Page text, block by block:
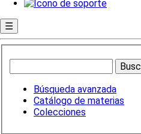
☰
Búsqueda avanzada
Catálogo de materias
Colecciones